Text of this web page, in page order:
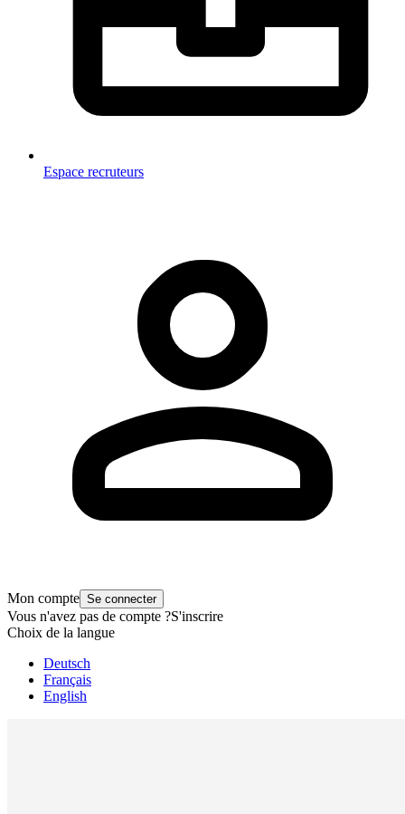
Espace recruteurs
Mon compte Se connecter
Vous n'avez pas de compte ?S'inscrire
Choix de la langue
Deutsch
Français
English